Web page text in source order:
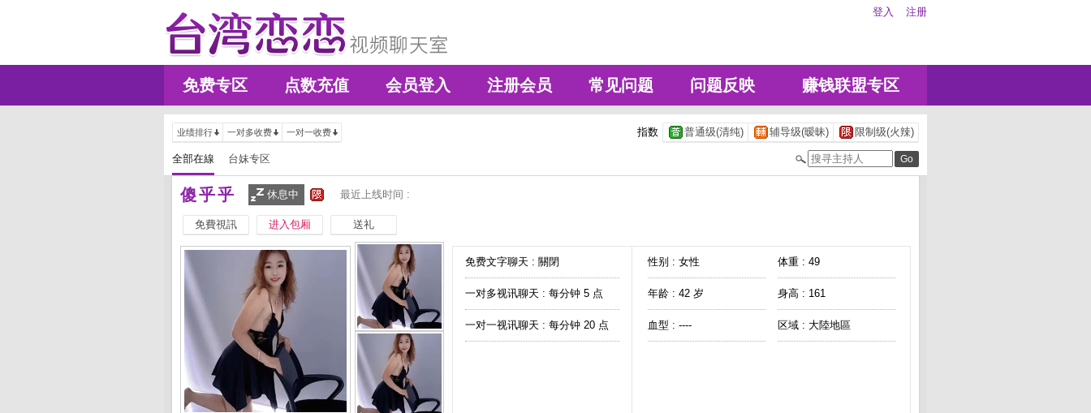
登入 注册
免费专区 点数充值 会员登入 注册会员 常见问题 问题反映 赚钱联盟专区
业绩排行 一对多收费 一对一收费 指数 普通级(清纯) 辅导级(暧昧) 限制级(火辣)
全部在線 台妹专区
傻乎乎 休息中 最近上线时间 :
免費視訊 进入包厢 送礼
免费文字聊天 : 關閉
一对多视讯聊天 : 每分钟 5 点
一对一视讯聊天 : 每分钟 20 点
性别 : 女性 体重 : 49
年龄 : 42 岁 身高 : 161
血型 : ---- 区域 : 大陸地區